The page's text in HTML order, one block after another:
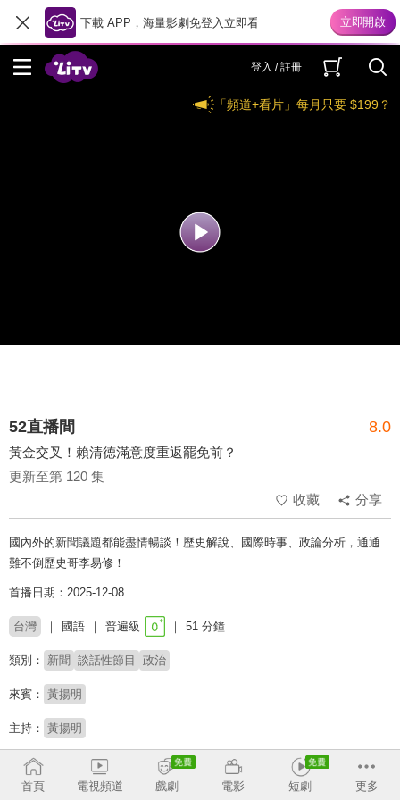
下載 APP，海量影劇免登入立即看
登入 / 註冊
「頻道+看片」每月只要 $199？
52直播間 8.0
黃金交叉！賴清德滿意度重返罷免前？
更新至第 120 集
收藏
分享
國內外的新聞議題都能盡情暢談！歷史解說、國際時事、政論分析，通通
難不倒歷史哥李易修！
首播日期：2025-12-08
台灣 國語 普遍級 51 分鐘
類別： 新聞 談話性節目 政治
來賓： 黃揚明
主持： 黃揚明
收回
首頁
電視頻道 戲劇 電影 短劇 更多